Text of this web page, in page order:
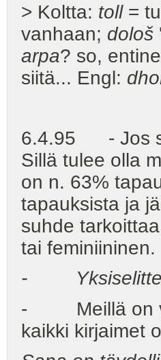
> Koltta: toll=
vanhaan; dološ
arpa? so,
siitä... Engl:
6.4.95 - Jos
Sillä tulee olla
on n. 63%
tapauksista ja
suhde
tai feminiininen.
-
- Meillä on
kaikki kirjaimet